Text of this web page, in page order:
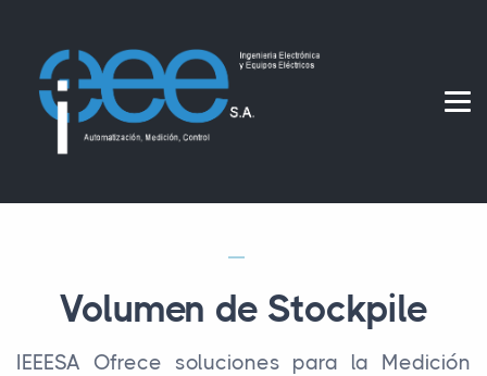
Volumen de Stockpile
IEEESA Ofrece soluciones para la Medición